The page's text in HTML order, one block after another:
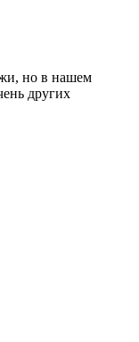
но в нашем
других